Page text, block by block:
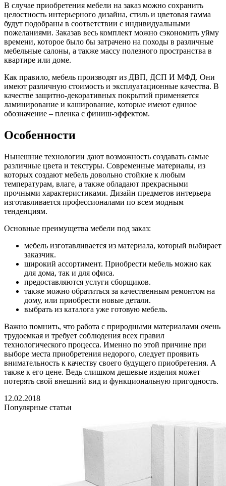
В случае приобретения мебели на заказ можно сохранить
целостность интерьерного дизайна, стиль и цветовая гамма
будут подобраны в соответствии с индивидуальными
пожеланиями. Заказав весь комплект можно сэкономить уйму
времени, которое было бы затрачено на походы в различные
мебельные салоны, а также массу полезного пространства в
квартире или доме.
Как правило, мебель производят из ДВП, ДСП И МФД. Они
имеют различную стоимость и эксплуатационные качества. В
качестве защитно-декоративных покрытий применяется
ламинирование и каширование, которые имеют единое
обозначение – пленка с финиш-эффектом.
Особенности
Нынешние технологии дают возможность создавать самые
различные цвета и текстуры. Современные материалы, из
которых создают мебель довольно стойкие к любым
температурам, влаге, а также обладают прекрасными
прочными характеристиками. Дизайн предметов интерьера
изготавливается профессионалами по всем модным
тенденциям.
Основные преимущетва мебели под заказ:
мебель изготавливается из материала, который выбирает
заказчик.
широкий ассортимент. Приобрести мебель можно как
для дома, так и для офиса.
предоставляются услуги сборщиков.
также можно обратиться за качественным ремонтом на
дому, или приобрести новые детали.
выбрать из каталога уже готовую мебель.
Важно помнить, что работа с природными материалами очень
трудоемкая и требует соблюдения всех правил
технологического процесса. Именно по этой причине при
выборе места приобретения недорого, следует проявить
внимательность к качеству своего будущего приобретения. А
также к его цене. Ведь слишком дешевые изделия может
потерять свой внешний вид и функциональную пригодность.
12.02.2018
Популярные статьи